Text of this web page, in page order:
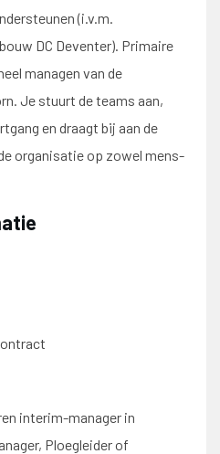
(i.v.m.
DC Deventer). Primaire
managen van de
Je stuurt de teams aan,
en draagt bij aan de
organisatie op zowel mens-
interim-manager in
Ploegleider of